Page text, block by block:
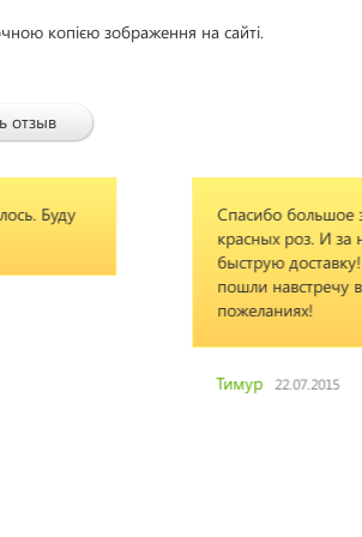
копією зображення на сайті.
отзыв
Спасибо большое за букет
красных роз. И за невероятно
быструю доставку! И за то, что
пошли навстречу в моих
пожеланиях!
22.07.2015